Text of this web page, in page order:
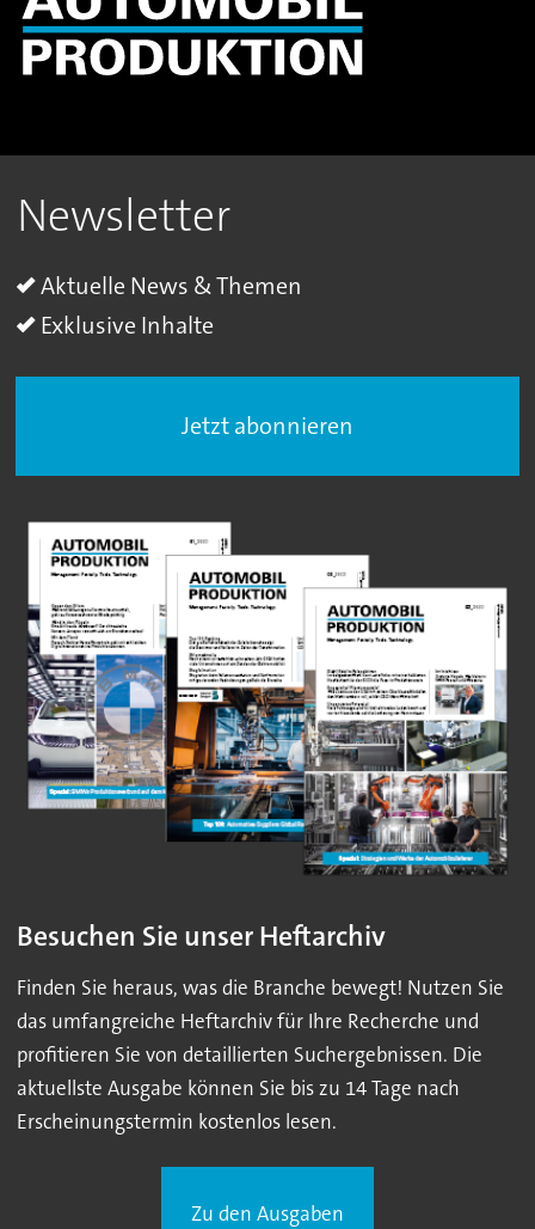
Newsletter
Aktuelle News & Themen
Exklusive Inhalte
Jetzt abonnieren
Besuchen Sie unser Heftarchiv
Finden Sie heraus, was die Branche bewegt! Nutzen Sie
das umfangreiche Heftarchiv für Ihre Recherche und
profitieren Sie von detaillierten Suchergebnissen. Die
aktuellste Ausgabe können Sie bis zu 14 Tage nach
Erscheinungstermin kostenlos lesen.
Zu den Ausgaben